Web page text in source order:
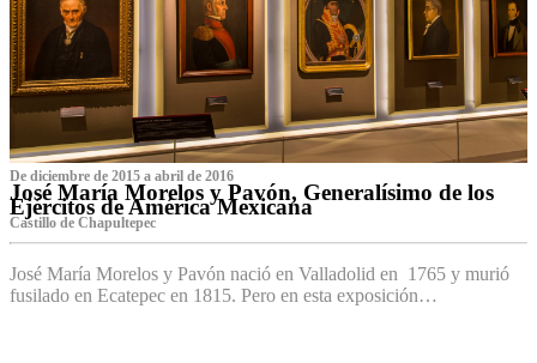
De diciembre de 2015 a abril de 2016
José María Morelos y Pavón, Generalísimo de los
Ejércitos de América Mexicana
C‌astillo de Chapultepec
José María Morelos y Pavón nació en Valladolid en 1765 y murió
fusilado en Ecatepec en 1815. Pero en esta exposición…